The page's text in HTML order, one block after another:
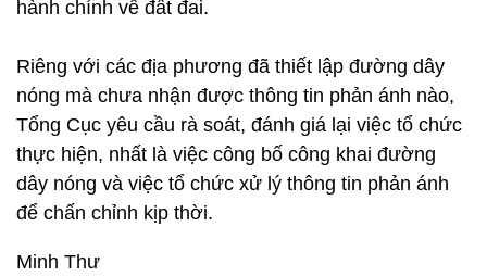
hành chính về đất đai.
Riêng với các địa phương đã thiết lập đường dây
nóng mà chưa nhận được thông tin phản ánh nào,
Tổng Cục yêu cầu rà soát, đánh giá lại việc tổ chức
thực hiện, nhất là việc công bố công khai đường
dây nóng và việc tổ chức xử lý thông tin phản ánh
để chấn chỉnh kịp thời.
Minh Thư